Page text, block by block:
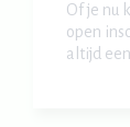
Of je nu
open
altijd